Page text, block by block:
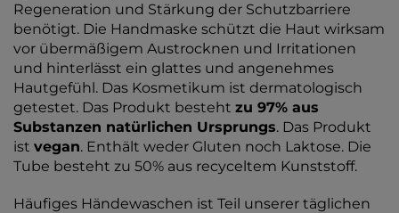
Regeneration und Stärkung der Schutzbarriere
benötigt. Die Handmaske schützt die Haut wirksam
vor übermäßigem Austrocknen und Irritationen
und hinterlässt ein glattes und angenehmes
Hautgefühl. Das Kosmetikum ist dermatologisch
getestet. Das Produkt besteht zu 97% aus
Substanzen natürlichen Ursprungs. Das Produkt
ist vegan. Enthält weder Gluten noch Laktose. Die
Tube besteht zu 50% aus recyceltem Kunststoff.
Häufiges Händewaschen ist Teil unserer täglichen